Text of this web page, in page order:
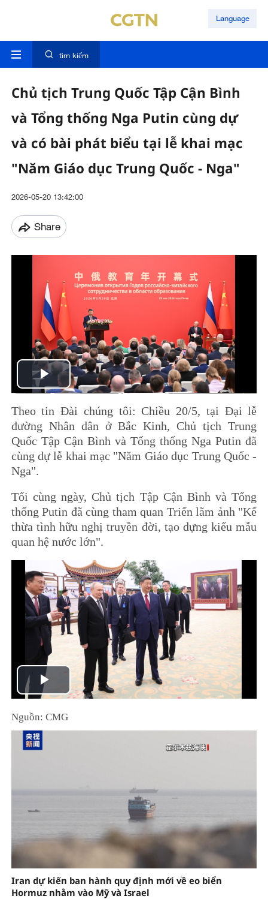
Language
tìm kiếm
Chủ tịch Trung Quốc Tập Cận Bình
và Tổng thống Nga Putin cùng dự
và có bài phát biểu tại lễ khai mạc
"Năm Giáo dục Trung Quốc - Nga"
2026-05-20 13:42:00
Share
Play
Video
Theo tin Đài chúng tôi: Chiều 20/5, tại Đại lễ
đường Nhân dân ở Bắc Kinh, Chủ tịch Trung
Quốc Tập Cận Bình và Tổng thống Nga Putin đã
cùng dự lễ khai mạc "Năm Giáo dục Trung Quốc -
Nga".
Tối cùng ngày, Chủ tịch Tập Cận Bình và Tổng
thống Putin đã cùng tham quan Triển lãm ảnh "Kế
thừa tình hữu nghị truyền đời, tạo dựng kiểu mẫu
quan hệ nước lớn".
Play
Video
Nguồn: CMG
Iran dự kiến ban hành quy định mới về eo biển
Hormuz nhằm vào Mỹ và Israel